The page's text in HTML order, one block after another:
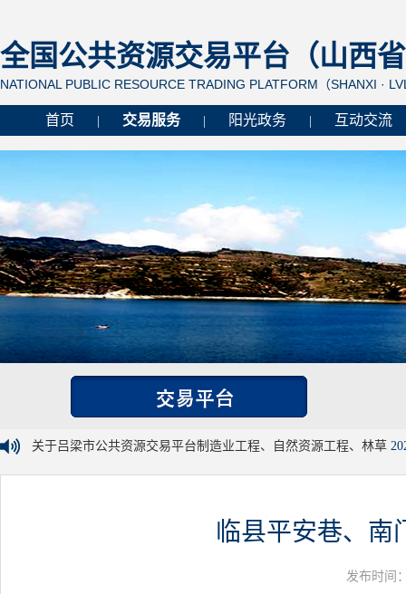
全国公共资源交易平台（山西
NATIONAL PUBLIC RESOURCE TRADING PLATFORM（SHANXI ·
首页 交易服务 阳光政务 互动交流
关于吕梁市公共资源交易平台制造业工程、自然资源工程、林草
临县平安巷、南
发布时间